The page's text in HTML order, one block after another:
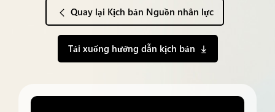
Quay lại Kịch bản Nguồn nhân lực
Tải xuống hướng dẫn kịch bản